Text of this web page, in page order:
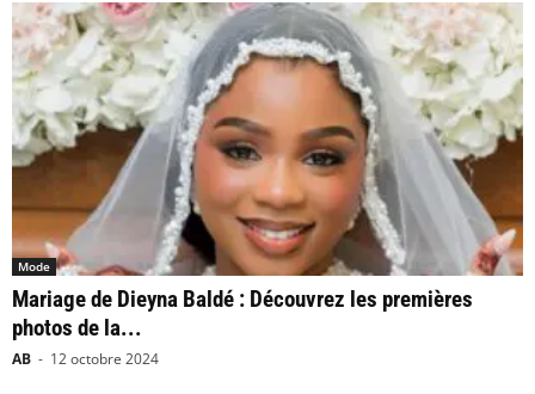
Mode
Mariage de Dieyna Baldé : Découvrez les premières
photos de la...
AB - 12 octobre 2024